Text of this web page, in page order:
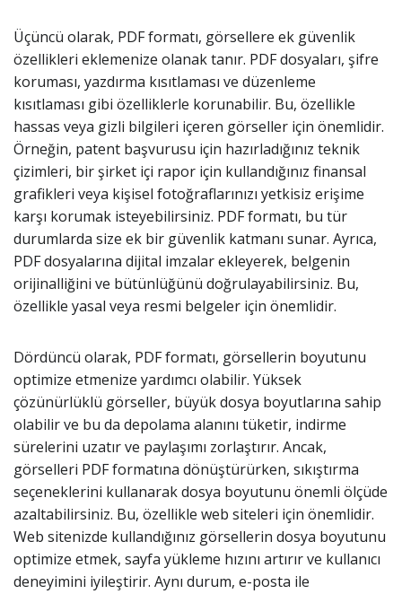
Üçüncü olarak, PDF formatı, görsellere ek güvenlik
özellikleri eklemenize olanak tanır. PDF dosyaları, şifre
koruması, yazdırma kısıtlaması ve düzenleme
kısıtlaması gibi özelliklerle korunabilir. Bu, özellikle
hassas veya gizli bilgileri içeren görseller için önemlidir.
Örneğin, patent başvurusu için hazırladığınız teknik
çizimleri, bir şirket içi rapor için kullandığınız finansal
grafikleri veya kişisel fotoğraflarınızı yetkisiz erişime
karşı korumak isteyebilirsiniz. PDF formatı, bu tür
durumlarda size ek bir güvenlik katmanı sunar. Ayrıca,
PDF dosyalarına dijital imzalar ekleyerek, belgenin
orijinalliğini ve bütünlüğünü doğrulayabilirsiniz. Bu,
özellikle yasal veya resmi belgeler için önemlidir.
Dördüncü olarak, PDF formatı, görsellerin boyutunu
optimize etmenize yardımcı olabilir. Yüksek
çözünürlüklü görseller, büyük dosya boyutlarına sahip
olabilir ve bu da depolama alanını tüketir, indirme
sürelerini uzatır ve paylaşımı zorlaştırır. Ancak,
görselleri PDF formatına dönüştürürken, sıkıştırma
seçeneklerini kullanarak dosya boyutunu önemli ölçüde
azaltabilirsiniz. Bu, özellikle web siteleri için önemlidir.
Web sitenizde kullandığınız görsellerin dosya boyutunu
optimize etmek, sayfa yükleme hızını artırır ve kullanıcı
deneyimini iyileştirir. Aynı durum, e-posta ile